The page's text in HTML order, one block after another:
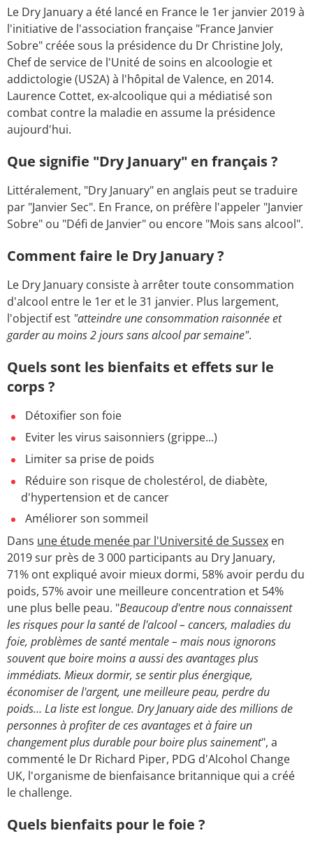
Le Dry January a été lancé en France le 1er janvier 2019 à
l'initiative de l'association française "France Janvier
Sobre" créée sous la présidence du Dr Christine Joly,
Chef de service de l'Unité de soins en alcoologie et
addictologie (US2A) à l'hôpital de Valence, en 2014.
Laurence Cottet, ex-alcoolique qui a médiatisé son
combat contre la maladie en assume la présidence
aujourd'hui.
Que signifie "Dry January" en français ?
Littéralement, "Dry January" en anglais peut se traduire
par "Janvier Sec". En France, on préfère l'appeler "Janvier
Sobre" ou "Défi de Janvier" ou encore "Mois sans alcool".
Comment faire le Dry January ?
Le Dry January consiste à arrêter toute consommation
d'alcool entre le 1er et le 31 janvier. Plus largement,
l'objectif est "atteindre une consommation raisonnée et
garder au moins 2 jours sans alcool par semaine".
Quels sont les bienfaits et effets sur le
corps ?
Détoxifier son foie
Eviter les virus saisonniers (grippe...)
Limiter sa prise de poids
Réduire son risque de cholestérol, de diabète,
d'hypertension et de cancer
Améliorer son sommeil
Dans une étude menée par l'Université de Sussex en
2019 sur près de 3 000 participants au Dry January,
71% ont expliqué avoir mieux dormi, 58% avoir perdu du
poids, 57% avoir une meilleure concentration et 54%
une plus belle peau. "Beaucoup d'entre nous connaissent
les risques pour la santé de l'alcool – cancers, maladies du
foie, problèmes de santé mentale – mais nous ignorons
souvent que boire moins a aussi des avantages plus
immédiats. Mieux dormir, se sentir plus énergique,
économiser de l'argent, une meilleure peau, perdre du
poids… La liste est longue. Dry January aide des millions de
personnes à profiter de ces avantages et à faire un
changement plus durable pour boire plus sainement", a
commenté le Dr Richard Piper, PDG d'Alcohol Change
UK, l'organisme de bienfaisance britannique qui a créé
le challenge.
Quels bienfaits pour le foie ?